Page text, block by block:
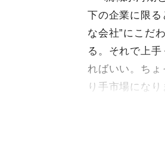
下の企業に限る
な会社”にこだ
る。それで上
ればいい。ち
り手市場になり